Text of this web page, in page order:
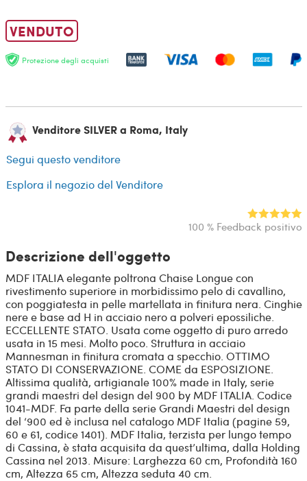
VENDUTO
Protezione degli acquisti
Venditore SILVER a Roma, Italy
Segui questo venditore
Esplora il negozio del Venditore
100 % Feedback positivo
Descrizione dell'oggetto
MDF ITALIA elegante poltrona Chaise Longue con
rivestimento superiore in morbidissimo pelo di cavallino,
con poggiatesta in pelle martellata in finitura nera. Cinghie
nere e base ad H in acciaio nero a polveri epossiliche.
ECCELLENTE STATO. Usata come oggetto di puro arredo
usata in 15 mesi. Molto poco. Struttura in acciaio
Mannesman in finitura cromata a specchio. OTTIMO
STATO DI CONSERVAZIONE. COME da ESPOSIZIONE.
Altissima qualità, artigianale 100% made in Italy, serie
grandi maestri del design del 900 by MDF ITALIA. Codice
1041-MDF. Fa parte della serie Grandi Maestri del design
del ‘900 ed è inclusa nel catalogo MDF Italia (pagine 59,
60 e 61, codice 1401). MDF Italia, terzista per lungo tempo
di Cassina, è stata acquisita da quest’ultima, dalla Holding
Cassina nel 2013. Misure: Larghezza 60 cm, Profondità 160
cm, Altezza 65 cm, Altezza seduta 40 cm.